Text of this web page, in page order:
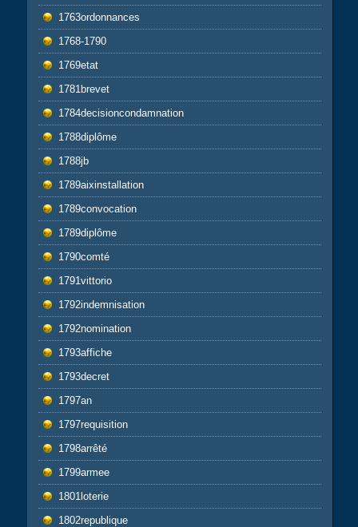
1763ordonnances
1768-1790
1769etat
1781brevet
1784decisioncondamnation
1788diplôme
1788jb
1789aixinstallation
1789convocation
1789diplôme
1790comté
1791vittorio
1792indemnisation
1792nomination
1793affiche
1793decret
1797an
1797requisition
1798arrêté
1799armee
1801loterie
1802republique